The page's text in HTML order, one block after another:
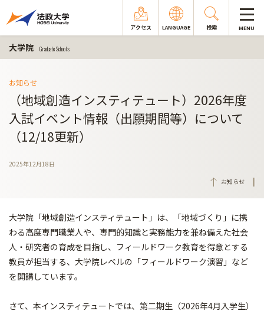
アクセス LANGUAGE 検索 MENU
大学院 Graduate Schools
お知らせ
（地域創造インスティテュート）2026年度
入試イベント情報（出願期間等）について
（12/18更新）
2025年12月18日
お知らせ
大学院「地域創造インスティテュート」は、「地域づくり」に携
わる高度専門職業人や、専門的知識と実務能力を兼ね備えた社会
人・研究者の育成を目指し、フィールドワーク教育を得意とする
教員が担当する、大学院レベルの「フィールドワーク演習」など
を開講しています。
さて、本インスティテュートでは、第二期生（2026年4月入学生）